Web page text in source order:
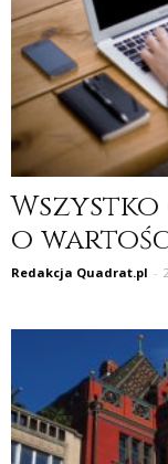
o
Redakcja Quadrat.pl -